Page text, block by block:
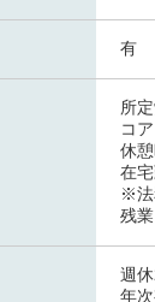
有
所
コ
休
在
※法
残
週
年